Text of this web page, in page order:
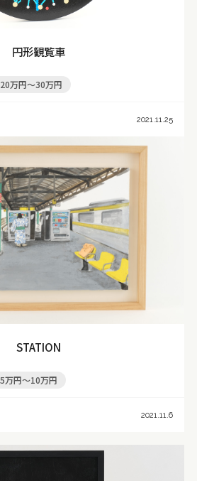
円形観覧車
20万円～30万円
2021.11.25
STATION
5万円～10万円
2021.11.6